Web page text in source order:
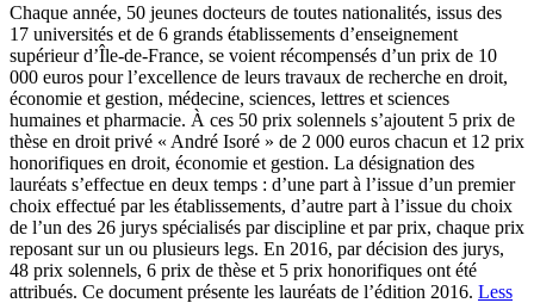
Chaque année, 50 jeunes docteurs de toutes nationalités, issus des
17 universités et de 6 grands établissements d’enseignement
supérieur d’Île-de-France, se voient récompensés d’un prix de 10
000 euros pour l’excellence de leurs travaux de recherche en droit,
économie et gestion, médecine, sciences, lettres et sciences
humaines et pharmacie. À ces 50 prix solennels s’ajoutent 5 prix de
thèse en droit privé « André Isoré » de 2 000 euros chacun et 12 prix
honorifiques en droit, économie et gestion. La désignation des
lauréats s’effectue en deux temps : d’une part à l’issue d’un premier
choix effectué par les établissements, d’autre part à l’issue du choix
de l’un des 26 jurys spécialisés par discipline et par prix, chaque prix
reposant sur un ou plusieurs legs. En 2016, par décision des jurys,
48 prix solennels, 6 prix de thèse et 5 prix honorifiques ont été
attribués. Ce document présente les lauréats de l’édition 2016. Less